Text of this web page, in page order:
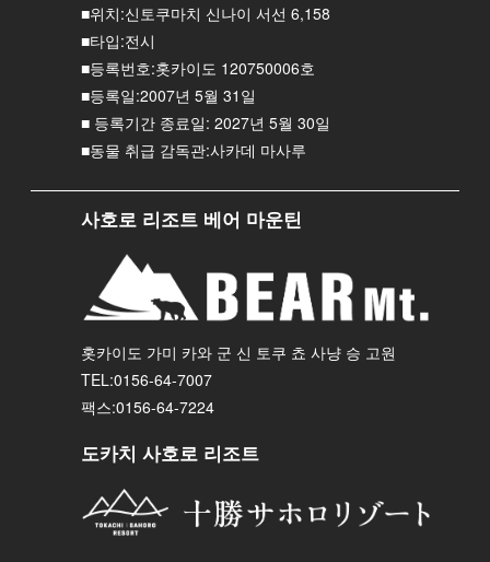
■위치:신토쿠마치 신나이 서선 6,158
■타입:전시
■등록번호:홋카이도 120750006호
■등록일:2007년 5월 31일
■ 등록기간 종료일: 2027년 5월 30일
■동물 취급 감독관:사카데 마사루
사호로 리조트 베어 마운틴
홋카이도 가미 카와 군 신 토쿠 쵸 사냥 승 고원
TEL:0156-64-7007
팩스:0156-64-7224
도카치 사호로 리조트